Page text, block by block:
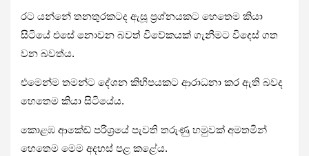
රට යන්නේ තනතුරකටද ඇසූ ප්‍රශ්නයකට හෙතෙම කියා
සිටියේ එසේ නොවන බවත් විවේකයක් ගැනීමට විදෙස් ගත
වන බවත්ය.
එමෙන්ම තමන්ට දේශන කිහිපයකට ආරාධනා කර ඇති බවද
හෙතෙම කියා සිටියේය.
කොළඹ ආකේඩ් පරිශ්‍රයේ පැවති තරුණු හමුවක් අමතමින්
හෙතෙම මෙම අදහස් පළ කළේය.